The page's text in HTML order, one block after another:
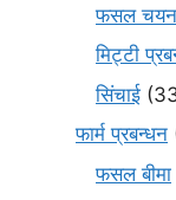
फसल चयन
मि‌ट्टी
सिंचाई
फार्म प्रबन्धन
फसल बीमा